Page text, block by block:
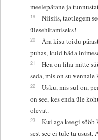
meelepärane ja
19
Niisiis, taotlegem
ülesehitamiseks!
20
Ära kisu toidu
puhas, kuid häda
21
Hea on liha mitte
seda, mis on su vennale
22
Usku, mis sul on,
on see, kes enda üle
olevat.
23
Kui aga keegi sööb
sest see ei tule ta